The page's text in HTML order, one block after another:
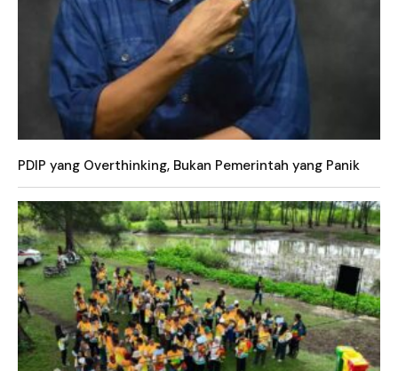
PDIP yang Overthinking, Bukan Pemerintah yang Panik